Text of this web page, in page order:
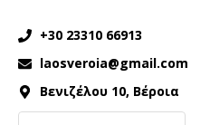
+30 23310 66913
laosveroia@gmail.com
Βενιζέλου 10, Βέροια